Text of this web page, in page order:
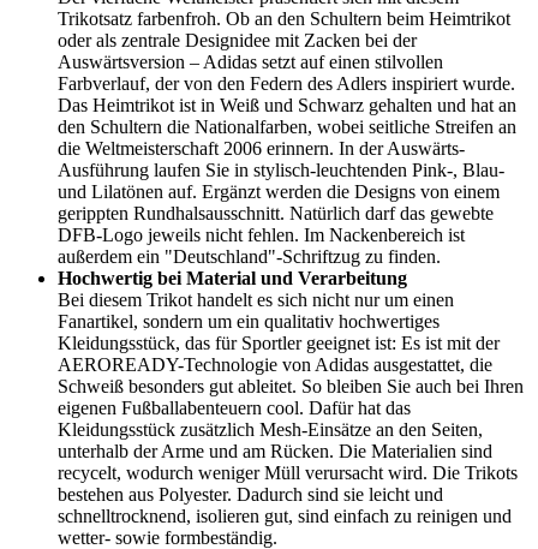
Trikotsatz farbenfroh. Ob an den Schultern beim Heimtrikot
oder als zentrale Designidee mit Zacken bei der
Auswärtsversion – Adidas setzt auf einen stilvollen
Farbverlauf, der von den Federn des Adlers inspiriert wurde.
Das Heimtrikot ist in Weiß und Schwarz gehalten und hat an
den Schultern die Nationalfarben, wobei seitliche Streifen an
die Weltmeisterschaft 2006 erinnern. In der Auswärts-
Ausführung laufen Sie in stylisch-leuchtenden Pink-, Blau-
und Lilatönen auf. Ergänzt werden die Designs von einem
gerippten Rundhalsausschnitt. Natürlich darf das gewebte
DFB-Logo jeweils nicht fehlen. Im Nackenbereich ist
außerdem ein "Deutschland"-Schriftzug zu finden.
Hochwertig bei Material und Verarbeitung
Bei diesem Trikot handelt es sich nicht nur um einen
Fanartikel, sondern um ein qualitativ hochwertiges
Kleidungsstück, das für Sportler geeignet ist: Es ist mit der
AEROREADY-Technologie von Adidas ausgestattet, die
Schweiß besonders gut ableitet. So bleiben Sie auch bei Ihren
eigenen Fußballabenteuern cool. Dafür hat das
Kleidungsstück zusätzlich Mesh-Einsätze an den Seiten,
unterhalb der Arme und am Rücken. Die Materialien sind
recycelt, wodurch weniger Müll verursacht wird. Die Trikots
bestehen aus Polyester. Dadurch sind sie leicht und
schnelltrocknend, isolieren gut, sind einfach zu reinigen und
wetter- sowie formbeständig.